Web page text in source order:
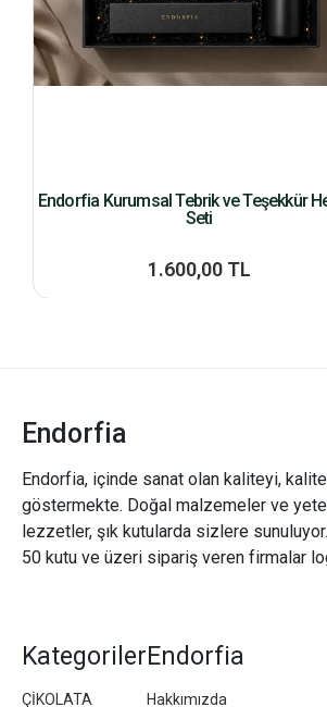
Endorfia Kurumsal Tebrik ve Teşekkür
Seti
1.600,00 TL
Endorfia
Endorfia, içinde sanat olan kaliteyi,
göstermekte. Doğal malzemeler ve
lezzetler, şık kutularda sizlere
50 kutu ve üzeri sipariş veren firmalar
Kategoriler
ÇİKOLATA
Endorfia
Hakkımızda